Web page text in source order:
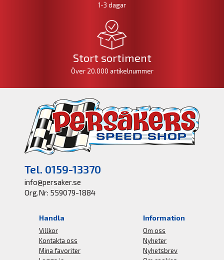
1-3 dagar
Stort sortiment
Över 20.000 artikelnummer
Tel. 0159-13370
info@persaker.se
Org.Nr: 559079-1884
Handla
Villkor
Kontakta oss
Mina favoriter
Information
Om oss
Nyheter
Nyhetsbrev